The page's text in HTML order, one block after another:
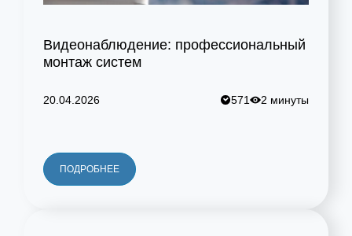
Видеонаблюдение: профессиональный
монтаж систем
20.04.2026 571 2 минуты
ПОДРОБНЕЕ